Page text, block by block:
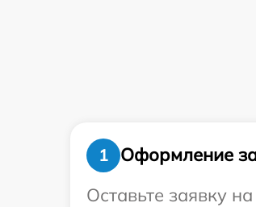
1
Оформление
Оставьте заявку